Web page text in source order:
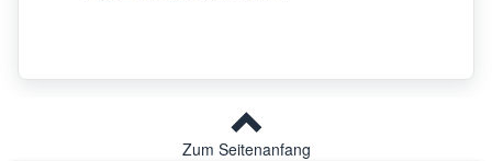
Zum Seitenanfang